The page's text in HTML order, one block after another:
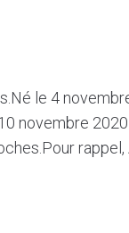
le 4
novembre
rappel,